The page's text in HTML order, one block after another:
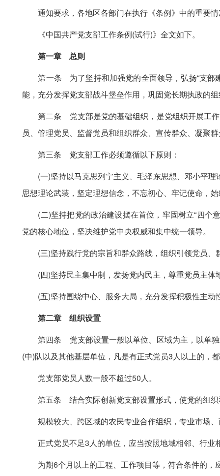
通知要求，各地区各部门在执行《条例》中的重要情
《中国共产党支部工作条例(试行)》全文如下。
第一章 总则
第一条 为了坚持和加强党的全面领导，弘扬“支部建
能，充分发挥党支部战斗堡垒作用，巩固党长期执政的
第二条 党支部是党的基础组织，是党组织开展工作
员、管理党员、监督党员和组织群众、宣传群众、凝聚
第三条 党支部工作必须遵循以下原则：
(一)坚持以马克思列宁主义、毛泽东思想、邓小平理
思想理论武装，坚定理想信念，不忘初心、牢记使命，
(二)坚持把党的政治建设摆在首位，牢固树立“四个意
党的核心地位，坚决维护党中央权威和集中统一领导。
(三)坚持践行党的宗旨和群众路线，组织引领党员、
(四)坚持民主集中制，发扬党内民主，尊重党员主体
(五)坚持围绕中心、服务大局，充分发挥积极性主动
第二章 组织设置
第四条 党支部设置一般以单位、区域为主，以单独
(中)队以及其他基层单位，凡是有正式党员3人以上的，
党支部党员人数一般不超过50人。
第五条 结合实际创新党支部设置形式，使党的组织
规模较大、跨区域的农民专业合作组织，专业市场、
正式党员不足3人的单位，应当按照地域相邻、行业
为期6个月以上的工程、工作项目等，符合条件的，